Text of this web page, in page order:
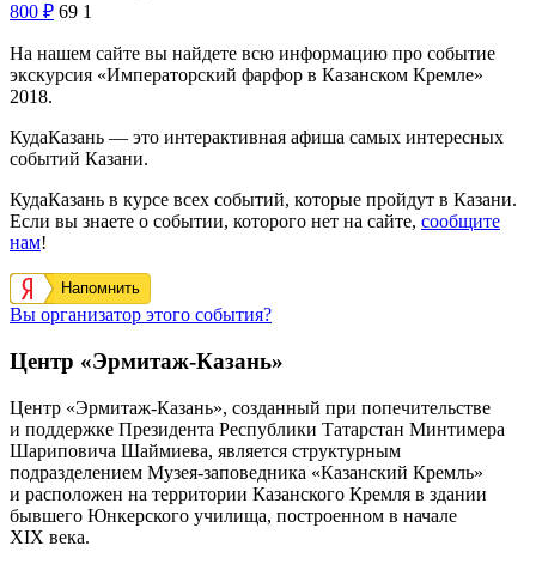
800 ₽ 69 1
На нашем сайте вы найдете всю информацию про событие
экскурсия «Императорский фарфор в Казанском Кремле»
2018.
КудаКазань — это интерактивная афиша самых интересных
событий Казани.
КудаКазань в курсе всех событий, которые пройдут в Казани.
Если вы знаете о событии, которого нет на сайте, сообщите
нам!
Напомнить
Вы организатор этого события?
Центр «Эрмитаж-Казань»
Центр «Эрмитаж-Казань», созданный при попечительстве
и поддержке Президента Республики Татарстан Минтимера
Шариповича Шаймиева, является структурным
подразделением Музея-заповедника «Казанский Кремль»
и расположен на территории Казанского Кремля в здании
бывшего Юнкерского училища, построенном в начале
XIX века.